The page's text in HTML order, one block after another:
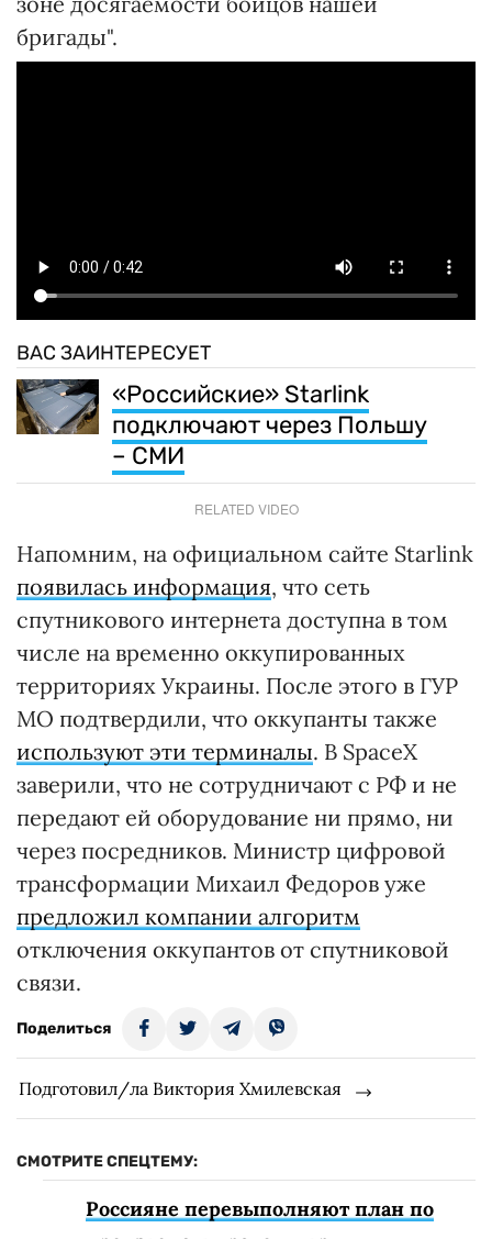
бригады".
ВАС ЗАИНТЕРЕСУЕТ
«Российские» Starlink
подключают через Польшу
– СМИ
RELATED VIDEO
Напомним, на официальном сайте Starlink
появилась информация, что сеть
спутникового интернета доступна в том
числе на временно оккупированных
территориях Украины. После этого в ГУР
МО подтвердили, что оккупанты также
используют эти терминалы. В SpaceX
заверили, что не сотрудничают с РФ и не
передают ей оборудование ни прямо, ни
через посредников. Министр цифровой
трансформации Михаил Федоров уже
предложил компании алгоритм
отключения оккупантов от спутниковой
связи.
Поделиться
Подготовил/ла Виктория Хмилевская
СМОТРИТЕ СПЕЦТЕМУ:
Россияне перевыполняют план по